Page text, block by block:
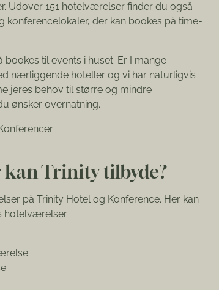
Udover 151 hotelværelser finder du også
konferencelokaler, der kan bookes på time-
til events i huset. Er I mange
nærliggende hoteller og vi har naturligvis
jeres behov til større og mindre
ønsker overnatning.
Trinity tilbyde?
på Trinity Hotel og Konference. Her kan
hotelværelser.